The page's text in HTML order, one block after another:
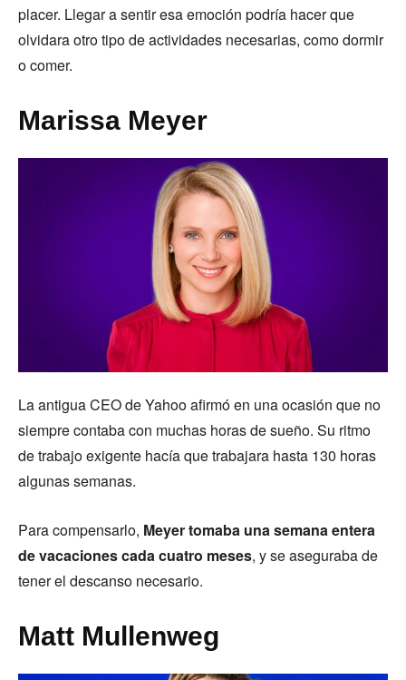
placer. Llegar a sentir esa emoción podría hacer que
olvidara otro tipo de actividades necesarias, como dormir
o comer.
Marissa Meyer
La antigua CEO de Yahoo afirmó en una ocasión que no
siempre contaba con muchas horas de sueño. Su ritmo
de trabajo exigente hacía que trabajara hasta 130 horas
algunas semanas.
Para compensarlo, Meyer tomaba una semana entera
de vacaciones cada cuatro meses, y se aseguraba de
tener el descanso necesario.
Matt Mullenweg